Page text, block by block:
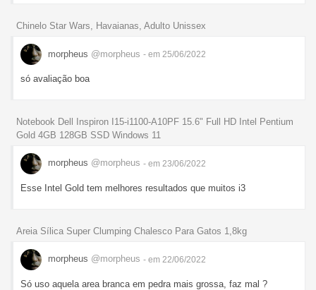
Chinelo Star Wars, Havaianas, Adulto Unissex
morpheus @morpheus - em 25/06/2022
só avaliação boa
Notebook Dell Inspiron I15-i1100-A10PF 15.6" Full HD Intel Pentium
Gold 4GB 128GB SSD Windows 11
morpheus @morpheus - em 23/06/2022
Esse Intel Gold tem melhores resultados que muitos i3
Areia Sílica Super Clumping Chalesco Para Gatos 1,8kg
morpheus @morpheus - em 22/06/2022
Só uso aquela area branca em pedra mais grossa, faz mal ?